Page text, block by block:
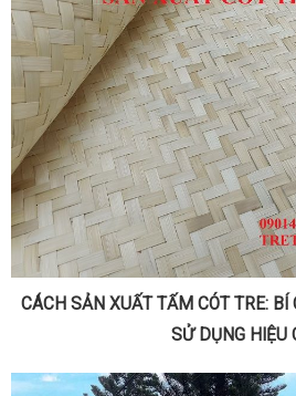
CÁCH SẢN XUẤT TẤM CÓT TRE: BÍ
SỬ DỤNG HIỆU